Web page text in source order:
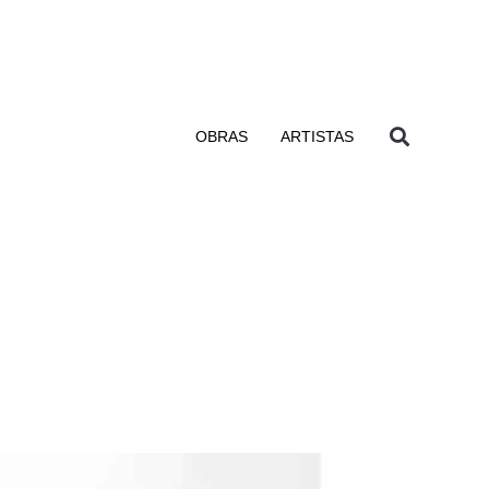
OBRAS ARTISTAS